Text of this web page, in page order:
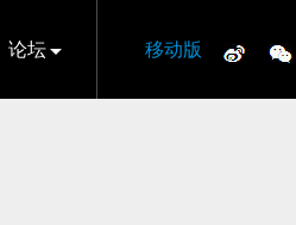
论坛 移动版